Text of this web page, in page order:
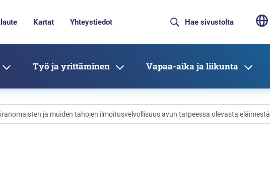
Kartat Yhteystiedot
Työ ja yrittäminen Vapaa-aika ja liikunta
ja muiden tahojen ilmoitusvelvollisuus avun tarpeessa olevasta eläimestä